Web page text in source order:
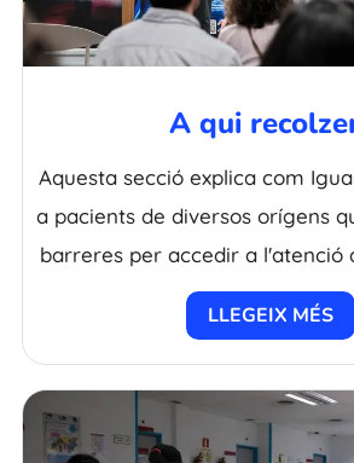
A qui
Aquesta secció explica com
a pacients de diversos orígens
barreres per accedir a l'atenció
LLEGEIX MÉS